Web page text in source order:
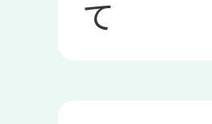
て